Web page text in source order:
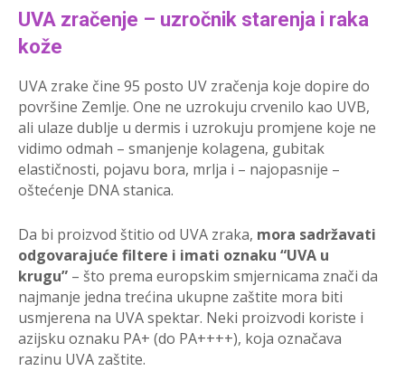
UVA zračenje – uzročnik starenja i raka
kože
UVA zrake čine 95 posto UV zračenja koje dopire do
površine Zemlje. One ne uzrokuju crvenilo kao UVB,
ali ulaze dublje u dermis i uzrokuju promjene koje ne
vidimo odmah – smanjenje kolagena, gubitak
elastičnosti, pojavu bora, mrlja i – najopasnije –
oštećenje DNA stanica.
Da bi proizvod štitio od UVA zraka, mora sadržavati
odgovarajuće filtere i imati oznaku “UVA u
krugu” – što prema europskim smjernicama znači da
najmanje jedna trećina ukupne zaštite mora biti
usmjerena na UVA spektar. Neki proizvodi koriste i
azijsku oznaku PA+ (do PA++++), koja označava
razinu UVA zaštite.